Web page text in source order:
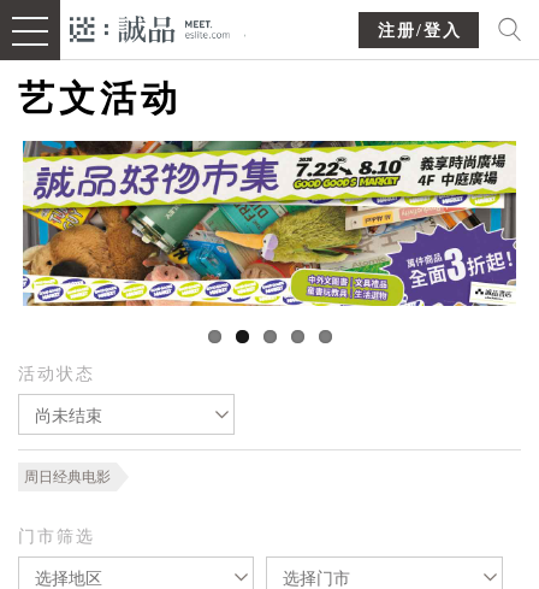
注册/登入
艺文活动
活动状态
尚未结束
周日经典电影
门市筛选
选择地区 选择门市